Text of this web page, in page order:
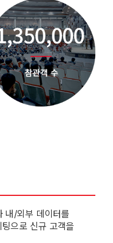
내/외부 데이터를
으로 신규 고객을